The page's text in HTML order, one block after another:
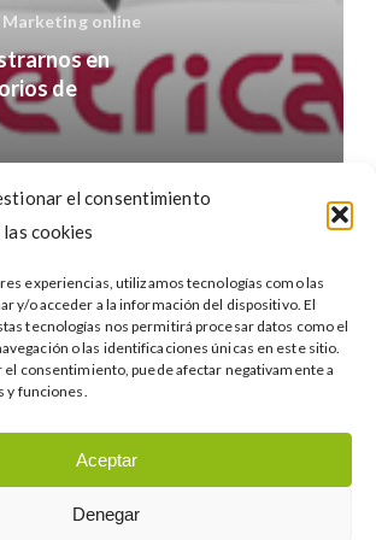
el consentimiento
las cookies
experiencias, utilizamos tecnologías como las
y/o acceder a la información del dispositivo. El
tecnologías nos permitirá procesar datos como el
o las identificaciones únicas en este sitio.
consentimiento, puede afectar negativamente a
y funciones.
Aceptar
Denegar
Marketing online
en
de